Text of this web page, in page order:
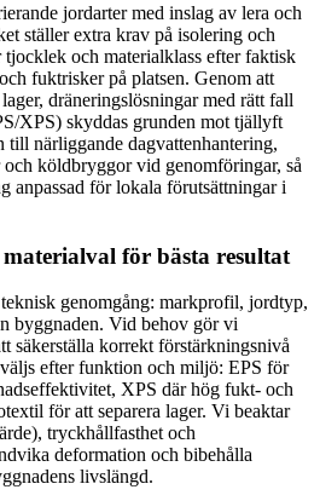
jordarter med inslag av lera och
ställer extra krav på isolering och
och materialklass efter faktisk
fuktrisker på platsen. Genom att
dräneringslösningar med rätt fall
XPS) skyddas grunden mot tjällyft
till närliggande dagvattenhantering,
köldbryggor vid genomföringar, så
anpassad för lokala förutsättningar i
för bästa resultat
genomgång: markprofil, jordtyp,
byggnaden. Vid behov gör vi
säkerställa korrekt förstärkningsnivå
efter funktion och miljö: EPS för
XPS där hög fukt- och
för att separera lager. Vi beaktar
tryckhållfasthet och
deformation och bibehålla
livslängd.